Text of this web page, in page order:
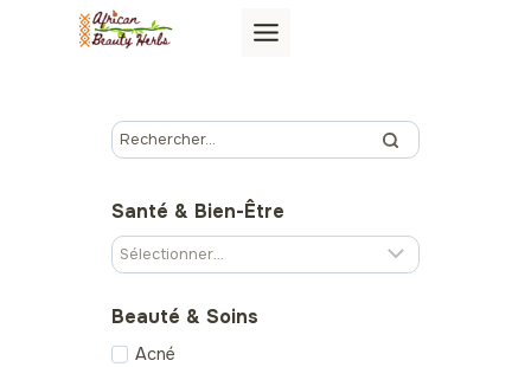
Santé & Bien-Être
Beauté & Soins
Acné